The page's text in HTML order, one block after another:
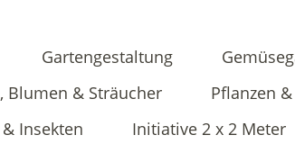
Gartengestaltung
Blumen & Sträucher Pflanzen
Insekten Initiative 2 x 2 Meter